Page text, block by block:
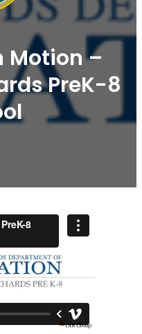
Motion –
PreK-8